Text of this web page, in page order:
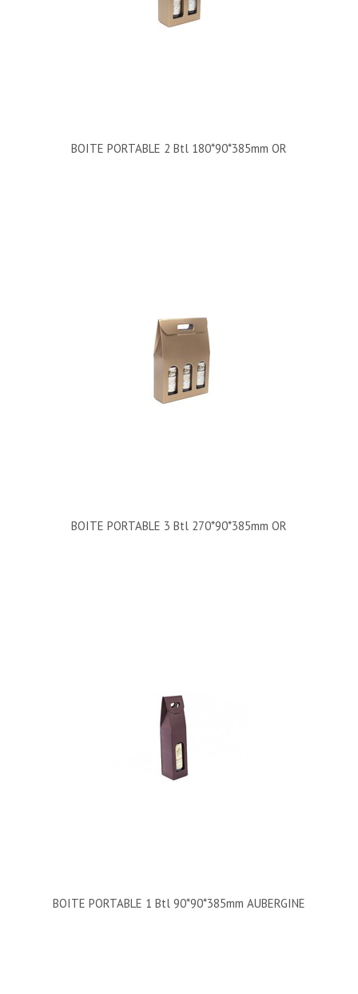
BOITE PORTABLE 2 Btl 180*90*385mm OR
BOITE PORTABLE 3 Btl 270*90*385mm OR
BOITE PORTABLE 1 Btl 90*90*385mm AUBERGINE